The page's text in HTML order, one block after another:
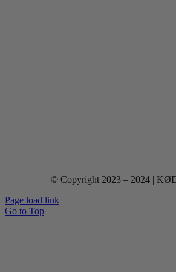
© Copyright 2023 – 2024 |
Page load link
Go to Top